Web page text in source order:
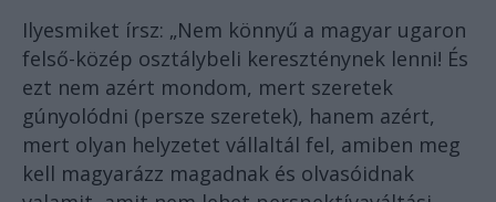
Ilyesmiket írsz: „Nem könnyű a magyar ugaron
felső-közép osztálybeli kereszténynek lenni! És
ezt nem azért mondom, mert szeretek
gúnyolódni (persze szeretek), hanem azért,
mert olyan helyzetet vállaltál fel, amiben meg
kell magyarázz magadnak és olvasóidnak